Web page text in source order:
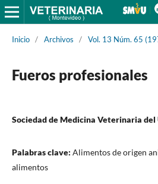
Inicio / Archivos / Vol. 13 Núm. 65
Fueros profesionales
Sociedad de Medicina Veterinaria del
Palabras clave: Alimentos de origen
alimentos